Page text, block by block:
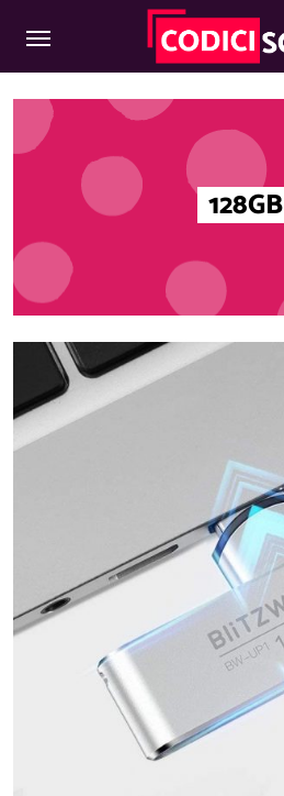
MAIN NAVIGATION
Skip to content
128GB